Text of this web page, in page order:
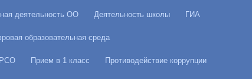
деятельность ОО Деятельность школы ГИА
образовательная среда
Прием в 1 класс Противодействие коррупции